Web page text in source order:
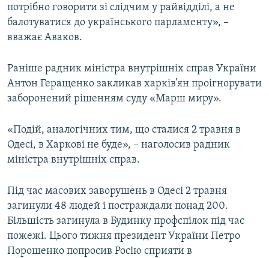
потрібно говорити зі слідчим у райвідділі, а не
балотуватися до українського парламенту», –
вважає Аваков.
Раніше радник міністра внутрішніх справ України
Антон Геращенко закликав харків’ян проігнорувати
заборонений рішенням суду «Марш миру».
«Подій, аналогічних тим, що сталися 2 травня в
Одесі, в Харкові не буде», – наголосив радник
міністра внутрішніх справ.
Під час масових заворушень в Одесі 2 травня
загинули 48 людей і постраждали понад 200.
Більшість загинула в Будинку профспілок під час
пожежі. Цього тижня президент України Петро
Порошенко попросив Росію сприяти в